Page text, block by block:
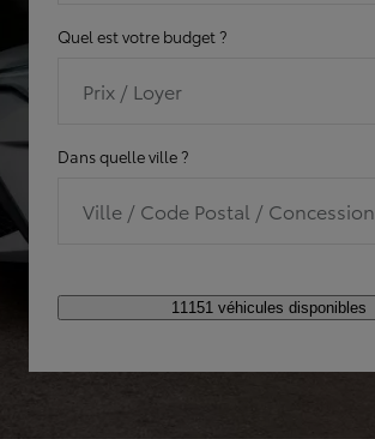
Quel est votre budget ?
Prix / Loyer
Dans quelle ville ?
Ville / Code Postal / Concession
11151 véhicules disponibles